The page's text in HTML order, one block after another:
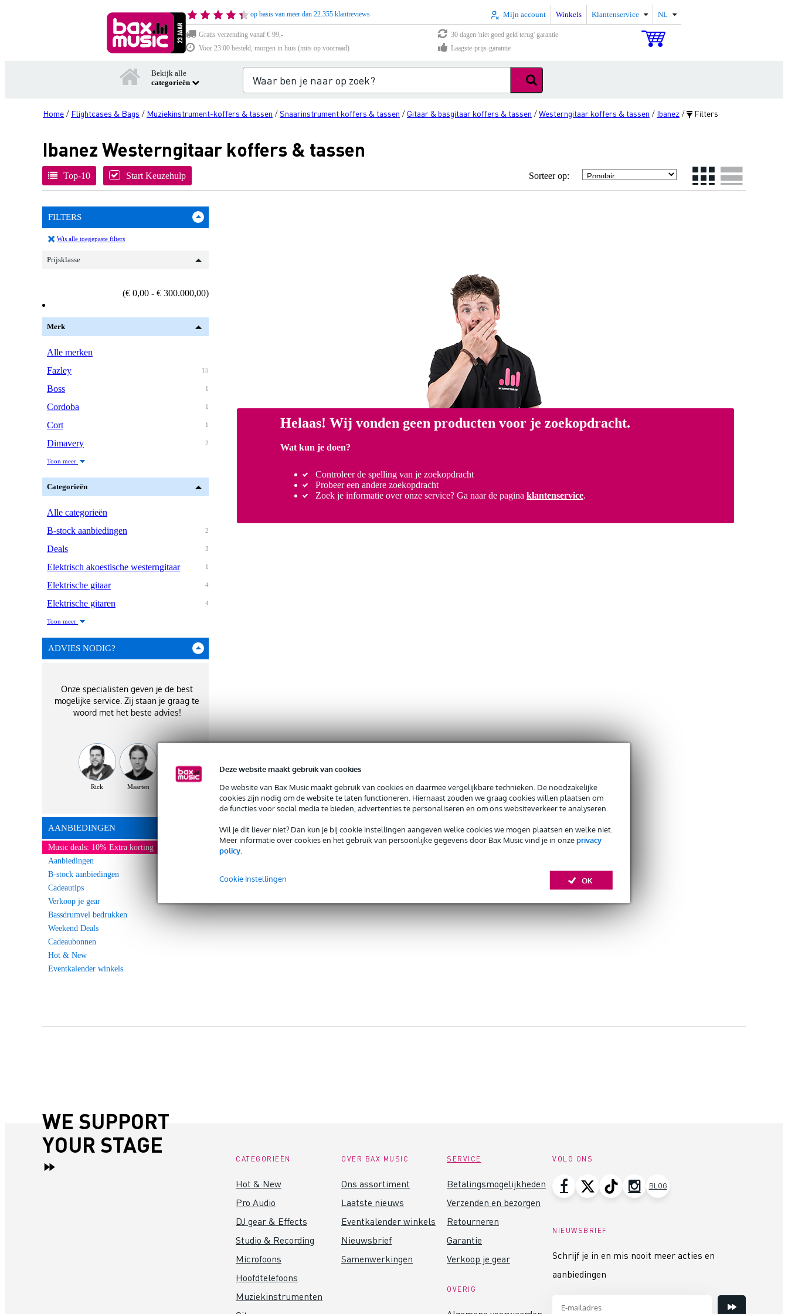
Deze website maakt gebruik van cookies
De website van Bax Music maakt gebruik van cookies en daarmee vergelijkbare technieken. De noodzakelijke
cookies zijn nodig om de website te laten functioneren. Hiernaast zouden we graag cookies willen plaatsen om
de functies voor social media te bieden, advertenties te personaliseren en om ons websiteverkeer te analyseren.
Wil je dit liever niet? Dan kun je bij cookie instellingen aangeven welke cookies we mogen plaatsen en welke niet.
Meer informatie over cookies en het gebruik van persoonlijke gegevens door Bax Music vind je in onzeprivacy
policy.
OK
Cookie Instellingen
op basis van meer dan 22.355 klantreviews Mijn account Winkels Klantenservice NL
Gratis verzending vanaf € 99,-
30 dagen 'niet goed geld terug' garantie
Voor 23:00 besteld, morgen in huis (mits op voorraad)
Laagste-prijs-garantie
Bekijk alle
categorieën
Home / Flightcases & Bags / Muziekinstrument-koffers & tassen /Snaarinstrument koffers & tassen / Gitaar & basgitaar koffers & tassen /Westerngitaar koffers & tassen / Ibanez / Filters
Ibanez Westerngitaar koffers & tassen
Top-10 Start Keuzehulp Sorteer op:
FILTERS
Wis alle toegepaste filters
Prijsklasse
(€ 0,00 - € 300.000,00)
Merk
Alle merken
15
Fazley
1
Boss
1
Cordoba
1
Cort
2
Dimavery
Toon meer
Categorieën
Alle categorieën
2
B-stock aanbiedingen
3
Deals
1
Elektrisch akoestische westerngitaar
4
Elektrische gitaar
4
Elektrische gitaren
Toon meer
ADVIES NODIG?
Onze specialisten geven je de best
mogelijke service. Zij staan je graag te
woord met het beste advies!
Rick Maarten
AANBIEDINGEN
Music deals: 10% Extra korting
Aanbiedingen
B-stock aanbiedingen
Cadeautips
Verkoop je gear
Bassdrumvel bedrukken
Weekend Deals
Cadeaubonnen
Hot & New
Eventkalender winkels
Helaas! Wij vonden geen producten voor je zoekopdracht.
Wat kun je doen?
Controleer de spelling van je zoekopdracht
Probeer een andere zoekopdracht
Zoek je informatie over onze service? Ga naar de pagina klantenservice.
WE SUPPORT
YOUR STAGE
CATEGORIEËN
Hot & New
Pro Audio
DJ gear & Effects
Studio & Recording
Microfoons
Hoofdtelefoons
Muziekinstrumenten
OVER BAX MUSIC
Ons assortiment
Laatste nieuws
Eventkalender winkels
Nieuwsbrief
Samenwerkingen
SERVICE
Betalingsmogelijkheden
Verzenden en bezorgen
Retourneren
Garantie
Verkoop je gear
OVERIG
VOLG ONS
BLOG
NIEUWSBRIEF
Schrijf je in en mis nooit meer acties en
aanbiedingen